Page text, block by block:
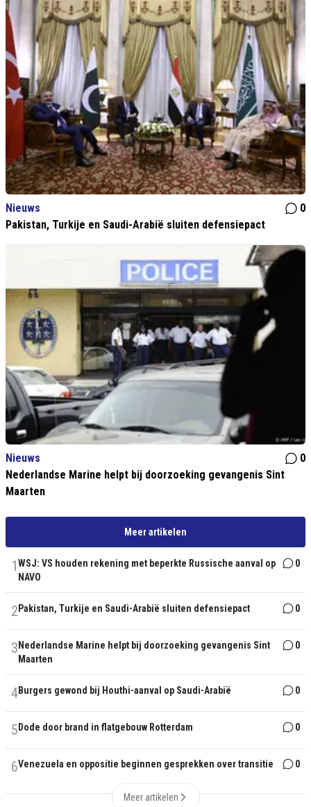
Nieuws
0
Pakistan, Turkije en Saudi-Arabië sluiten defensiepact
Nieuws
0
Nederlandse Marine helpt bij doorzoeking gevangenis Sint
Maarten
Meer artikelen
1WSJ: VS houden rekening met beperkte Russische aanval op
NAVO
0
2 Pakistan, Turkije en Saudi-Arabië sluiten defensiepact 0
3 Nederlandse Marine helpt bij doorzoeking gevangenis Sint
Maarten
0
4Burgers gewond bij Houthi-aanval op Saudi-Arabië 0
5 Dode door brand in flatgebouw Rotterdam 0
6Venezuela en oppositie beginnen gesprekken over transitie 0
Meer artikelen